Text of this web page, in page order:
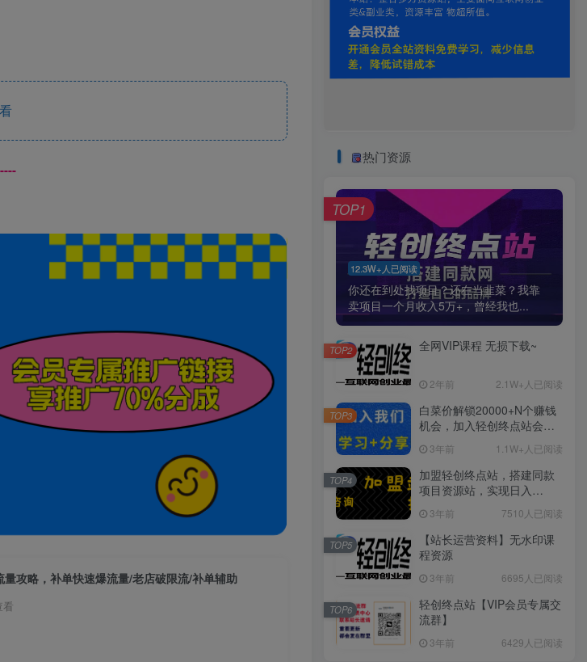
攻略，补单快速爆流量/老店破限流/补单辅助
看
热门资源
12.3W+人已阅读
你还在到处找项目？还在当韭菜？我靠
卖项目一个月收入5万+，曾经我也...
TOP1
全网VIP课程 无损下载~
2年前 2.1W+人已阅读
TOP2
白菜价解锁20000+N个赚钱
机会，加入轻创终点站会
3年前 1.1W+人已阅读
TOP3
加盟轻创终点站，搭建同款
项目资源站，实现日入
3年前 7510人已阅读
TOP4
【站长运营资料】无水印课
程资源
3年前 6695人已阅读
TOP5
轻创终点站【VIP会员专属交
流群】
3年前 6429人已阅读
TOP6